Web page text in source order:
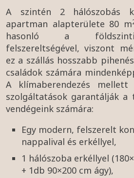
A szintén 2 hálószobás
apartman alapterülete 80 m
hasonló a
felszereltségével, viszont
ez a szállás hosszabb
családok számára
A klímaberendezés
szolgáltatások garantálják a
vendégeink számára:
Egy modern, felszerelt
nappalival és erkéllyel,
1 hálószoba erkéllyel
+ 1db 90×200 cm ágy),